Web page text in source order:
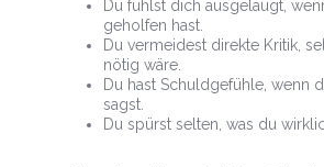
Du fühlst dich ausgelaugt,
geholfen hast.
Du vermeidest direkte Kritik,
nötig wäre.
Du hast Schuldgefühle, wenn
sagst.
Du spürst selten, was du